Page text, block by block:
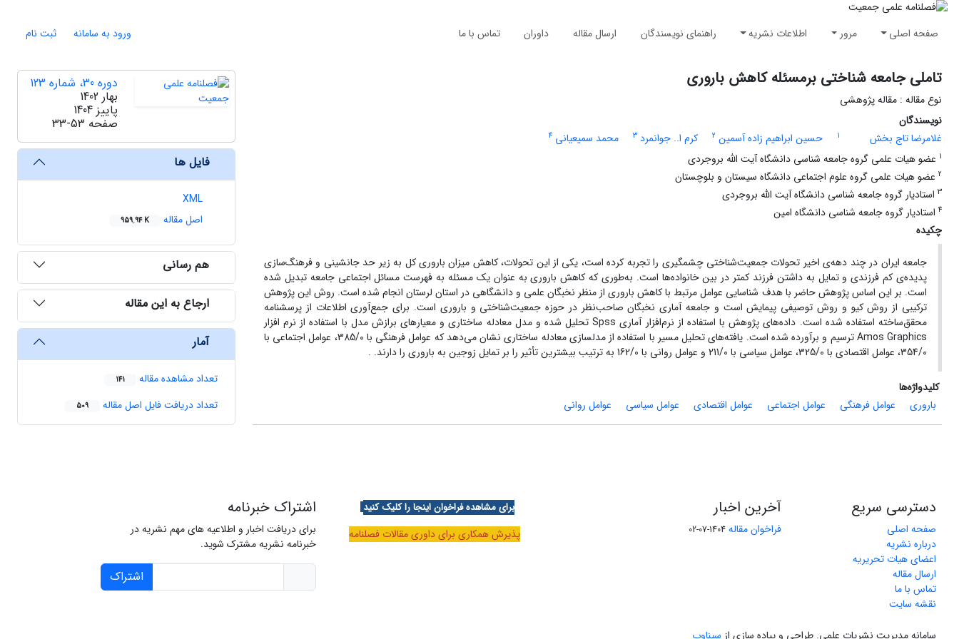
صفحه اصلی مرور اطلاعات نشریه راهنمای نویسندگان ارسال مقاله داوران تماس با ما ورود به سامانه ثبت نام
تاملی جامعه شناختی برمسئله کاهش باروری
نوع مقاله : مقاله پژوهشی
نویسندگان
غلامرضا تاج بخش
1 حسین ابراهیم زاده آسمین 2 کرم ا.. جوانمرد 3 محمد سمیعیانی 4
1 عضو هیات علمی گروه جامعه شناسی دانشگاه آیت الله بروجردی
2 عضو هیات علمی گروه علوم اجتماعی دانشگاه سیستان و بلوچستان
3 استادیار گروه جامعه شناسی دانشگاه آیت الله بروجردی
4 استادیار گروه جامعه شناسی دانشگاه امین
چکیده
جامعه ایران در چند دهه‌ی اخیر تحولات جمعیت‌شناختی چشمگیری را تجربه کرده است، یکی از این تحولات، کاهش میزان باروری کل به زیر حد جانشینی و فرهنگ‌سازی
پدیده‌ی کم فرزندی و تمایل به داشتن فرزند کمتر در بین خانواده‌ها است. به‌طوری که کاهش باروری به عنوان یک مسئله به فهرست مسائل اجتماعی جامعه تبدیل شده
است. بر این اساس پژوهش حاضر با هدف شناسایی عوامل مرتبط با کاهش باروری از منظر نخبگان علمی و دانشگاهی در استان لرستان انجام شده است. روش‌ این پژوهش
ترکیبی از روش کیو و روش توصیفی پیمایش است و جامعه آماری نخبگان صاحب‌نظر در حوزه جمعیت‌شناختی و باروری است. برای جمع‌آوری اطلاعات از پرسشنامه
محقق‌ساخته استفاده شده است. داده‌های پژوهش با استفاده از نرم‌افزار آماری Spss تحلیل شده و مدل معادله ساختاری و معیارهای برازش مدل با استفاده از نرم افزار
Amos Graphics ترسیم و برآورده شده است. یافته‌های تحلیل مسیر با استفاده از مدلسازی معادله ساختاری نشان می‌دهد که عوامل فرهنگی با 385/0، عوامل اجتماعی با
354/0، عوامل اقتصادی با 325/0، عوامل سیاسی با 211/0 و عوامل روانی با 162/0 به ترتیب بیشترین تأثیر را بر تمایل زوجین به باروری را دارند. .
کلیدواژه‌ها
باروری
عوامل فرهنگی عوامل اجتماعی عوامل اقتصادی عوامل سیاسی عوامل روانی
دوره 30، شماره 123
بهار 1402
پاییز 1404
صفحه 33-53
فایل ها
XML
اصل مقاله
959.94 K
هم رسانی
ارجاع به این مقاله
آمار
تعداد مشاهده مقاله 141
تعداد دریافت فایل اصل مقاله 509
دسترسی سریع
صفحه اصلی
درباره نشریه
اعضای هیات تحریریه
ارسال مقاله
تماس با ما
نقشه سایت
آخرین اخبار
فراخوان مقاله 1404-07-02
برای مشاهده فراخوان اینجا را کلیک کنید
پذیرش همکاری برای داوری مقالات فصلنامه
اشتراک خبرنامه
برای دریافت اخبار و اطلاعیه های مهم نشریه در
خبرنامه نشریه مشترک شوید.
اشتراک
سامانه مدیریت نشریات علمی. طراحی و پیاده سازی از سیناوب